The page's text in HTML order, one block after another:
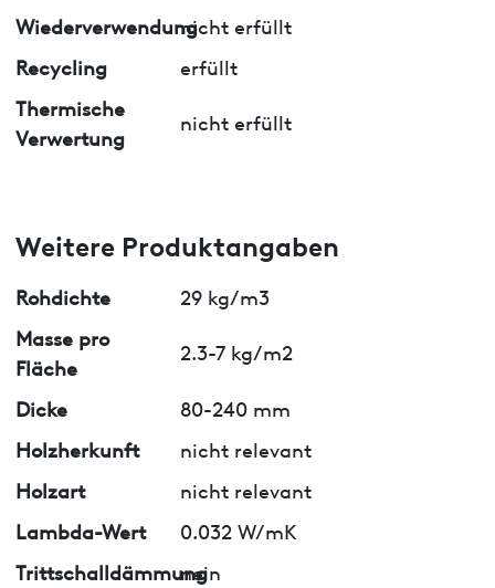
Wiederverwendungnicht erfüllt
Recycling
erfüllt
Thermische
Verwertung
nicht erfüllt
Weitere Produktangaben
Rohdichte
29 kg/m3
Masse pro
Fläche
2.3-7 kg/m2
Dicke
80-240 mm
Holzherkunft
nicht relevant
Holzart
nicht relevant
Lambda-Wert
0.032 W/mK
Trittschalldämmung
nein